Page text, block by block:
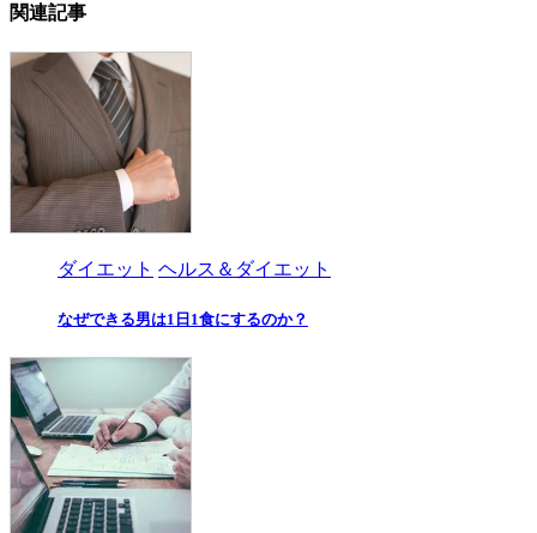
関連記事
ダイエット ヘルス＆ダイエット
なぜできる男は1日1食にするのか？